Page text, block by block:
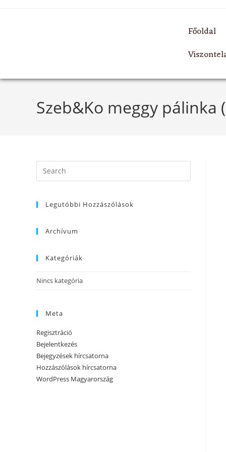
Főoldal
Szeb&Ko meggy pálinka
Legutóbbi Hozzászólások
Archívum
Kategóriák
Nincs kategória
Meta
Regisztráció
Bejelentkezés
Bejegyzések hírcsatorna
Hozzászólások hírcsatorna
WordPress Magyarország